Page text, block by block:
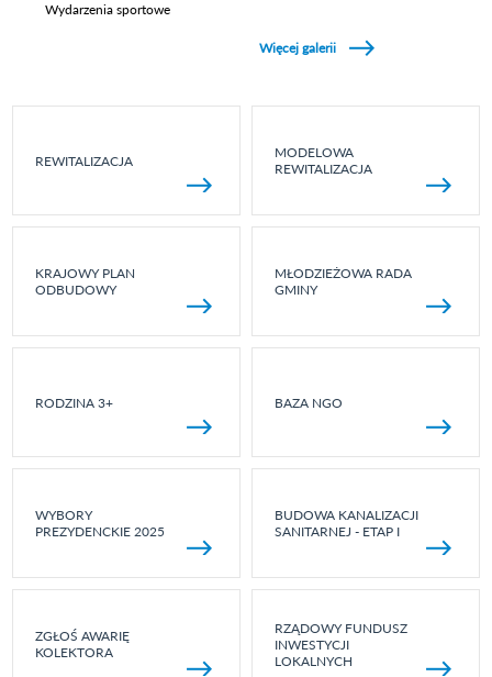
Wydarzenia sportowe
Więcej galerii
REWITALIZACJA
MODELOWA
REWITALIZACJA
KRAJOWY PLAN
ODBUDOWY
MŁODZIEŻOWA RADA
GMINY
RODZINA 3+ BAZA NGO
WYBORY
PREZYDENCKIE 2025
BUDOWA KANALIZACJI
SANITARNEJ - ETAP I
ZGŁOŚ AWARIĘ
KOLEKTORA
RZĄDOWY FUNDUSZ
INWESTYCJI
LOKALNYCH